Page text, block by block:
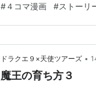
#４コマ漫画 #ストーリ
ドラクエ９×天使ツアーズ •
魔王の育ち方３